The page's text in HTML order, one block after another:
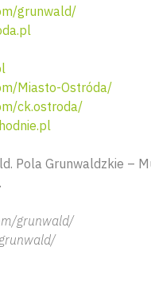
grunwald/
Miasto-Ostróda/
ck.ostroda/
Pola Grunwaldzkie –
grunwald/